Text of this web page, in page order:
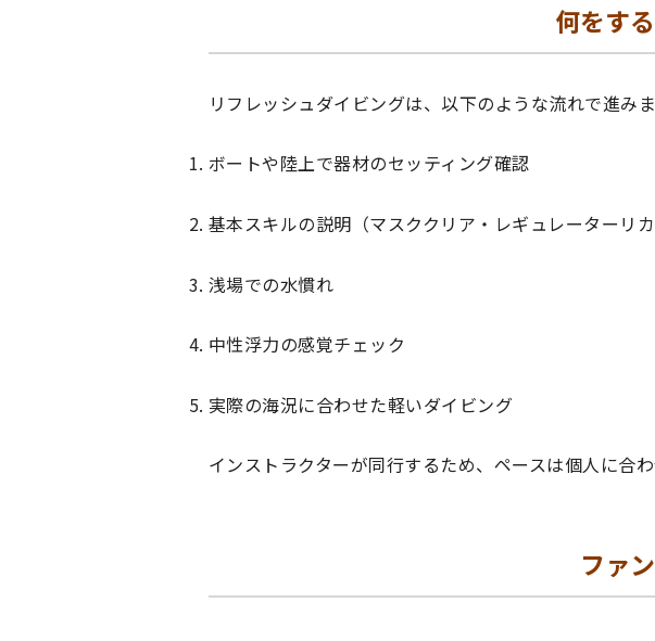
何をす
リフレッシュダイビングは、以下のような流れで進みま
ボートや陸上で器材のセッティング確認
基本スキルの説明（マスククリア・レギュレーターリカ
浅場での水慣れ
中性浮力の感覚チェック
実際の海況に合わせた軽いダイビング
インストラクターが同行するため、ペースは個人に合わ
ファ